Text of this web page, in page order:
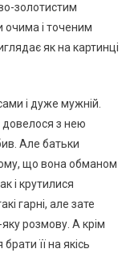
золотистим
очима і точеним
як на картинці
і дуже мужній.
довелося з нею
Але батьки
що вона обманом
і крутилися
гарні, але зате
яку розмову. А крім
її на якісь